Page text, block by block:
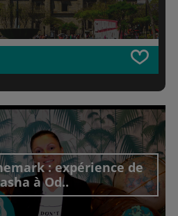
: expérience de
à Od..